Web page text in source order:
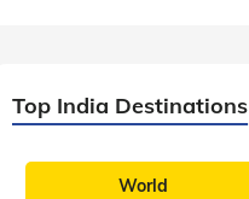
Top India Destinations
World